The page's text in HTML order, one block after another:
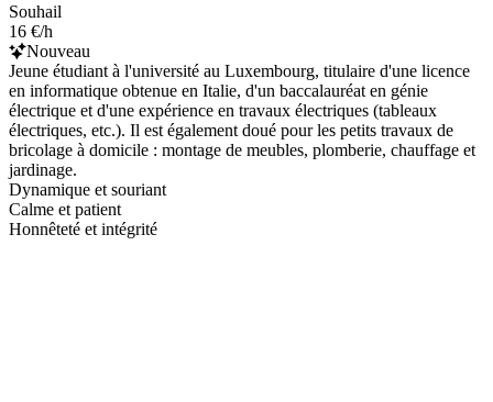
Souhail
16 €/h
Nouveau
Jeune étudiant à l'université au Luxembourg, titulaire d'une licence
en informatique obtenue en Italie, d'un baccalauréat en génie
électrique et d'une expérience en travaux électriques (tableaux
électriques, etc.). Il est également doué pour les petits travaux de
bricolage à domicile : montage de meubles, plomberie, chauffage et
jardinage.
Dynamique et souriant
Calme et patient
Honnêteté et intégrité